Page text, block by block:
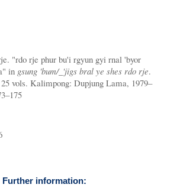
"rdo rje phur bu'i rgyun gyi rnal 'byor
in gsung 'bum/_'jigs bral ye shes rdo rje.
vols. Kalimpong: Dupjung Lama, 1979–
Further information: